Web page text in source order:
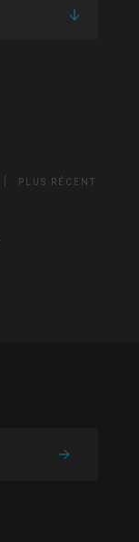
PLUS RÉCENT